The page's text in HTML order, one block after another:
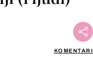
KOMENTARI